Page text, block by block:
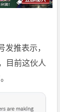
发推表示，
目前这伙人